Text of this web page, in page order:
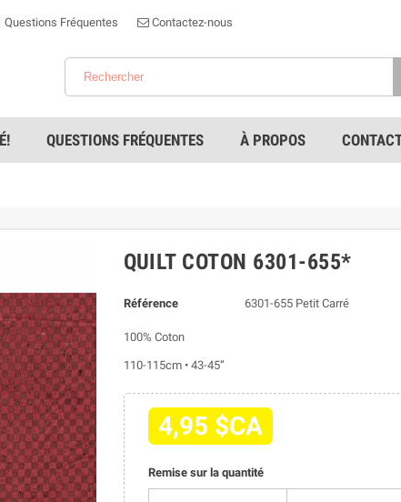
Questions Fréquentes Contactez-nous
QUESTIONS FRÉQUENTES À PROPOS
QUILT COTON 6301-655*
Référence 6301-655 Petit Carré
100% Coton
110-115cm • 43-45”
4,95 $CA
Remise sur la quantité